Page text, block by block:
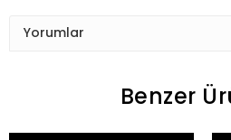
Yorumlar
Benzer